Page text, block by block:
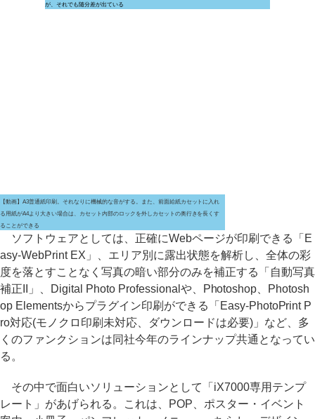
が、それでも随分差が出ている
【動画】A3普通紙印刷。それなりに機械的な音がする。また、前面給紙カセットに入れ
る用紙がA4より大きい場合は、カセット内部のロックを外しカセットの奥行きを長くす
ることができる
ソフトウェアとしては、正確にWebページが印刷できる「E
asy-WebPrint EX」、エリア別に露出状態を解析し、全体の彩
度を落とすことなく写真の暗い部分のみを補正する「自動写真
補正II」、Digital Photo Professionalや、Photoshop、Photosh
op Elementsからプラグイン印刷ができる「Easy-PhotoPrint P
ro対応(モノクロ印刷未対応、ダウンロードは必要)」など、多
くのファンクションは同社今年のラインナップ共通となってい
る。
その中で面白いソリューションとして「iX7000専用テンプ
レート」があげられる。これは、POP、ポスター・イベント